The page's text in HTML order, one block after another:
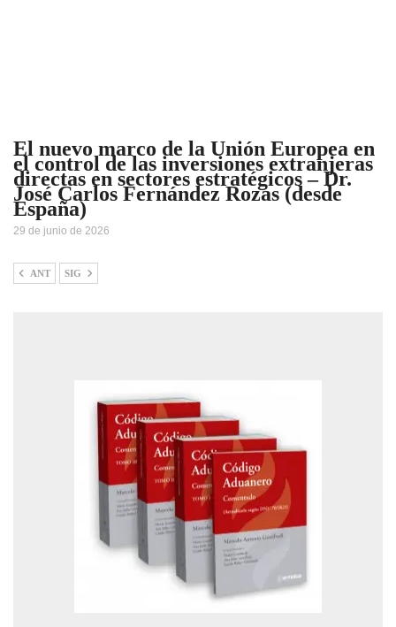
El nuevo marco de la Unión Europea en
el control de las inversiones extranjeras
directas en sectores estratégicos – Dr.
José Carlos Fernández Rozas (desde
España)
29 de junio de 2026
ANT SIG